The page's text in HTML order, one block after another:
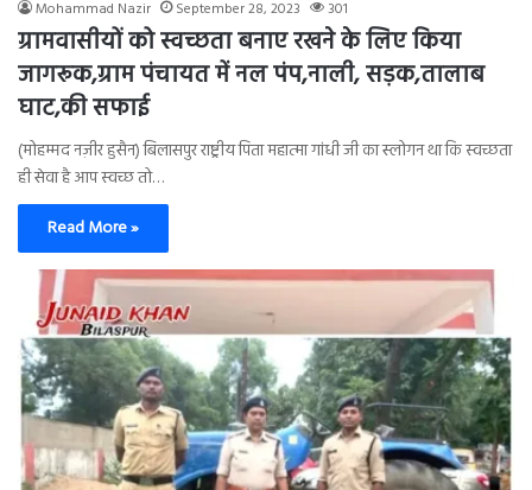
Mohammad Nazir September 28, 2023 301
ग्रामवासीयों को स्वच्छता बनाए रखने के लिए किया
जागरूक,ग्राम पंचायत में नल पंप,नाली, सड़क,तालाब
घाट,की सफाई
(मोहम्मद नज़ीर हुसैन) बिलासपुर राष्ट्रीय पिता महात्मा गांधी जी का स्लोगन था कि स्वच्छता
ही सेवा है आप स्वच्छ तो…
Read More »